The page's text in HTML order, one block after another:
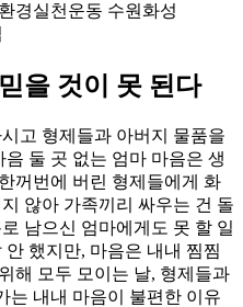
경실천운동 수원화성
을 것이 못 된다
고 형제들과 아버지 물품을
둘 곳 없는 엄마 마음은 생
꺼번에 버린 형제들에게 화
않아 가족끼리 싸우는 건 돌
남으신 엄마에게도 못 할 일
했지만, 마음은 내내 찜찜
해 모두 모이는 날, 형제들과
는 내내 마음이 불편한 이유